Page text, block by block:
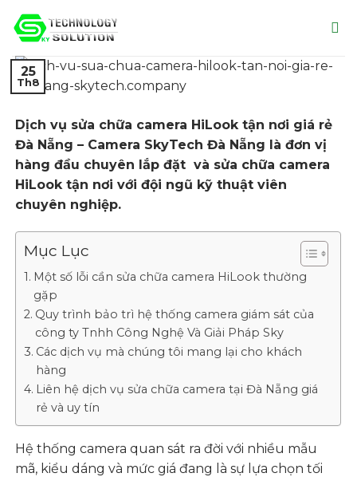
25
Th8
Dịch vụ sửa chữa camera HiLook tận nơi giá rẻ
Đà Nẵng – Camera SkyTech Đà Nẵng là đơn vị
hàng đầu chuyên lắp đặt và sửa chữa camera
HiLook tận nơi với đội ngũ kỹ thuật viên
chuyên nghiệp.
Mục Lục
Một số lỗi cần sửa chữa camera HiLook thường
gặp
Quy trình bảo trì hệ thống camera giám sát của
công ty Tnhh Công Nghệ Và Giải Pháp Sky
Các dịch vụ mà chúng tôi mang lại cho khách
hàng
Liên hệ dịch vụ sửa chữa camera tại Đà Nẵng giá
rẻ và uy tín
Hệ thống camera quan sát ra đời với nhiều mẫu
mã, kiểu dáng và mức giá đang là sự lựa chọn tối